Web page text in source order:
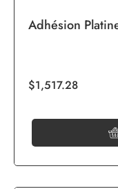
Adhésion
$1,517.28